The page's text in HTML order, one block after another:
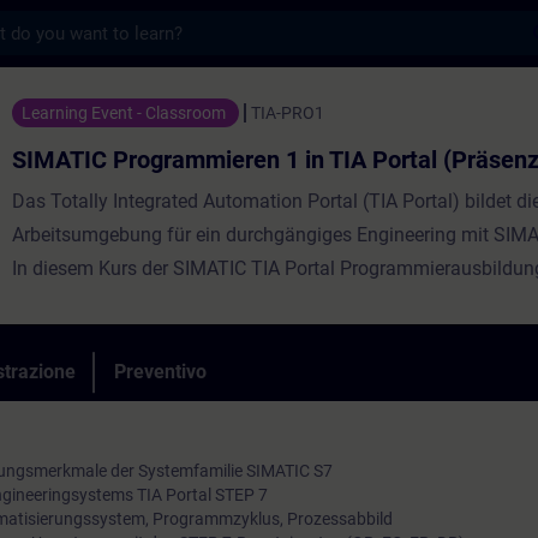
1 in TIA Portal (Präsenz-
Learning Event - Classroom TIA-PRO1
SIMATIC Programmieren 1 in TIA Portal
Das Totally Integrated Automation Portal (TIA Portal) bildet
Arbeitsumgebung für ein durchgängiges Engineering mit
In diesem Kurs der SIMATIC TIA Portal
Parametrierung der Hardware und die Grundlagen der
Programmierung. Außerdem lernen Sie ein PROFINET IO
Preventivo
der Systemfamilie SIMATIC S7
TIA Portal STEP 7
Programmzyklus, Prozessabbild